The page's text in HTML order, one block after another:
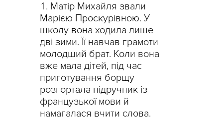
Матір Михайля звали
Марією Проскурівною. У
школу вона ходила лише
дві зими. Її навчав грамоти
молодший брат. Коли вона
вже мала дітей, під час
приготування борщу
розгортала підручник із
французької мови й
намагалася вчити слова.